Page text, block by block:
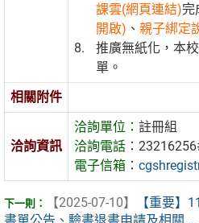
課雲(網頁連結)完
開啟) 、親子綁定
推廣無紙化，本
單。
相關附件
洽詢資訊
洽詢單位： 註冊組
洽詢電話：
電子信箱：
【2025-07-10】
【重要】